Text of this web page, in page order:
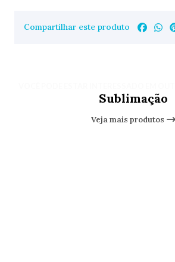
Compartilhar este produto
Sublimação
Veja mais produtos